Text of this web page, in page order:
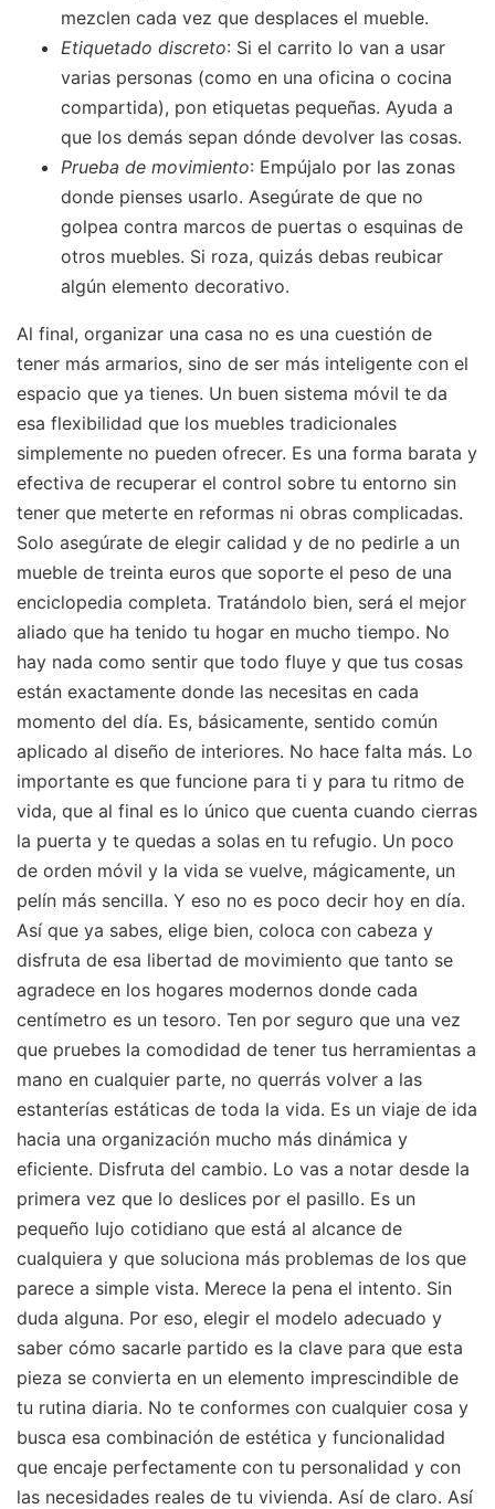
mezclen cada vez que desplaces el mueble.
Etiquetado discreto: Si el carrito lo van a usar
varias personas (como en una oficina o cocina
compartida), pon etiquetas pequeñas. Ayuda a
que los demás sepan dónde devolver las cosas.
Prueba de movimiento: Empújalo por las zonas
donde pienses usarlo. Asegúrate de que no
golpea contra marcos de puertas o esquinas de
otros muebles. Si roza, quizás debas reubicar
algún elemento decorativo.
Al final, organizar una casa no es una cuestión de
tener más armarios, sino de ser más inteligente con el
espacio que ya tienes. Un buen sistema móvil te da
esa flexibilidad que los muebles tradicionales
simplemente no pueden ofrecer. Es una forma barata y
efectiva de recuperar el control sobre tu entorno sin
tener que meterte en reformas ni obras complicadas.
Solo asegúrate de elegir calidad y de no pedirle a un
mueble de treinta euros que soporte el peso de una
enciclopedia completa. Tratándolo bien, será el mejor
aliado que ha tenido tu hogar en mucho tiempo. No
hay nada como sentir que todo fluye y que tus cosas
están exactamente donde las necesitas en cada
momento del día. Es, básicamente, sentido común
aplicado al diseño de interiores. No hace falta más. Lo
importante es que funcione para ti y para tu ritmo de
vida, que al final es lo único que cuenta cuando cierras
la puerta y te quedas a solas en tu refugio. Un poco
de orden móvil y la vida se vuelve, mágicamente, un
pelín más sencilla. Y eso no es poco decir hoy en día.
Así que ya sabes, elige bien, coloca con cabeza y
disfruta de esa libertad de movimiento que tanto se
agradece en los hogares modernos donde cada
centímetro es un tesoro. Ten por seguro que una vez
que pruebes la comodidad de tener tus herramientas a
mano en cualquier parte, no querrás volver a las
estanterías estáticas de toda la vida. Es un viaje de ida
hacia una organización mucho más dinámica y
eficiente. Disfruta del cambio. Lo vas a notar desde la
primera vez que lo deslices por el pasillo. Es un
pequeño lujo cotidiano que está al alcance de
cualquiera y que soluciona más problemas de los que
parece a simple vista. Merece la pena el intento. Sin
duda alguna. Por eso, elegir el modelo adecuado y
saber cómo sacarle partido es la clave para que esta
pieza se convierta en un elemento imprescindible de
tu rutina diaria. No te conformes con cualquier cosa y
busca esa combinación de estética y funcionalidad
que encaje perfectamente con tu personalidad y con
las necesidades reales de tu vivienda. Así de claro. Así